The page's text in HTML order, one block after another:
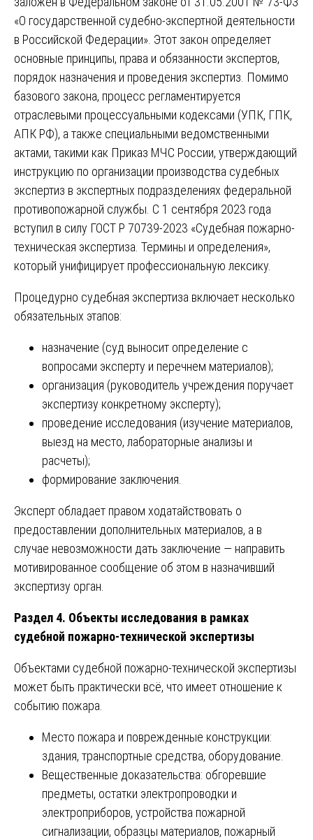
«О государственной судебно-экспертной деятельности
в Российской Федерации». Этот закон определяет
основные принципы, права и обязанности экспертов,
порядок назначения и проведения экспертиз. Помимо
базового закона, процесс регламентируется
отраслевыми процессуальными кодексами (УПК, ГПК,
АПК РФ), а также специальными ведомственными
актами, такими как Приказ МЧС России, утверждающий
инструкцию по организации производства судебных
экспертиз в экспертных подразделениях федеральной
противопожарной службы. С 1 сентября 2023 года
вступил в силу ГОСТ Р 70739-2023 «Судебная пожарно-
техническая экспертиза. Термины и определения»,
который унифицирует профессиональную лексику.
Процедурно судебная экспертиза включает несколько
обязательных этапов:
назначение (суд выносит определение с
вопросами эксперту и перечнем материалов);
организация (руководитель учреждения поручает
экспертизу конкретному эксперту);
проведение исследования (изучение материалов,
выезд на место, лабораторные анализы и
расчеты);
формирование заключения.
Эксперт обладает правом ходатайствовать о
предоставлении дополнительных материалов, а в
случае невозможности дать заключение — направить
мотивированное сообщение об этом в назначивший
экспертизу орган.
Раздел 4. Объекты исследования в рамках
судебной пожарно-технической экспертизы
Объектами судебной пожарно-технической экспертизы
может быть практически всё, что имеет отношение к
событию пожара.
Место пожара и поврежденные конструкции:
здания, транспортные средства, оборудование.
Вещественные доказательства: обгоревшие
предметы, остатки электропроводки и
электроприборов, устройства пожарной
сигнализации, образцы материалов, пожарный